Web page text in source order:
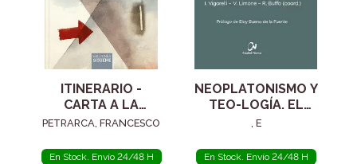
ITINERARIO -
CARTA A LA
POSTERIDAD
PETRARCA, FRANCESCO
En Stock. Envío 24/48 H
NEOPLATONISMO Y
TEO-LOGÍA. EL
SIGLO IV
, E
En Stock. Envío 24/48 H